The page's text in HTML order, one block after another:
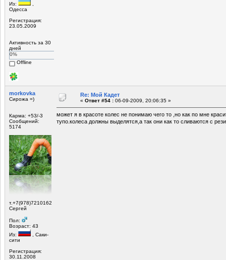
Из:
Одесса
Регистрация:
23.05.2009
Активность за 30
дней
0%
Offline
morkovka
Сирожа =)
Карма: +53/-3
Сообщений:
5174
т.+7(978)7210162
Сергей
Пол:
Возраст: 43
Из:
, Саки-
сити
Регистрация:
30.11.2008
Re: Мой Кадет
« Ответ #54 : 06-09-2009, 20:06:35 »
может я в красоте колес не понимаю чего то ,но как по мне
тупо.колеса должны выделятся,а так они как то сливаются с